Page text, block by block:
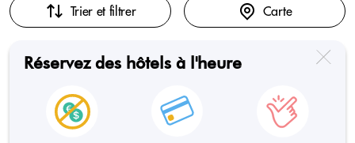
Trier et filtrer Carte
Réservez des hôtels à l'heure